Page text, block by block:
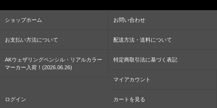
ショップホーム お問い合わせ
お支払い方法について 配送方法・送料について
AKウェザリングペンシル・リアルカラー
マーカー入荷！(2026.06.26)
特定商取引法に基づく表記
マイアカウント
ログイン カートを見る